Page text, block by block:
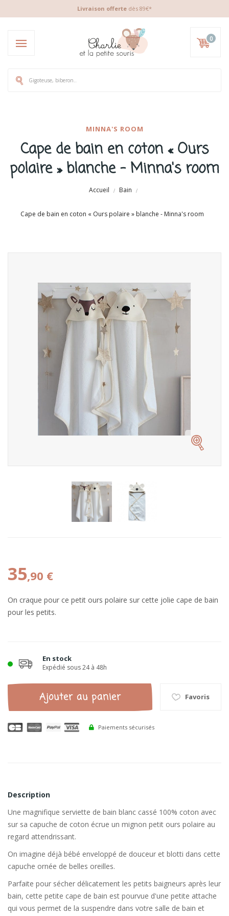
Livraison offerte dès 89€*
0
MINNA'S ROOM
Cape de bain en coton « Ours
polaire » blanche - Minna's room
Accueil Bain
Cape de bain en coton « Ours polaire » blanche - Minna's room
35,90 €
On craque pour ce petit ours polaire sur cette jolie cape de bain
pour les petits.
En stock
Expédié sous 24 à 48h
Ajouter au panier Favoris
Paiements sécurisés
Description
Une magnifique serviette de bain blanc cassé 100% coton avec
sur sa capuche de coton écrue un mignon petit ours polaire au
regard attendrissant.
On imagine déjà bébé enveloppé de douceur et blotti dans cette
capuche ornée de belles oreilles.
Parfaite pour sécher délicatement les petits baigneurs après leur
bain, cette petite cape de bain est pourvue d'une petite attache
qui vous permet de la suspendre dans votre salle de bain et